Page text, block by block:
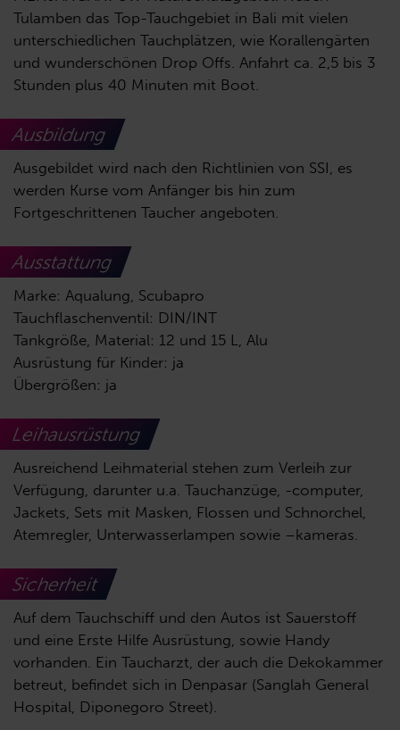
Tulamben das Top-Tauchgebiet in Bali mit vielen
unterschiedlichen Tauchplätzen, wie Korallengärten
und wunderschönen Drop Offs. Anfahrt ca. 2,5 bis 3
Stunden plus 40 Minuten mit Boot.
Ausbildung
Ausgebildet wird nach den Richtlinien von SSI, es
werden Kurse vom Anfänger bis hin zum
Fortgeschrittenen Taucher angeboten.
Ausstattung
Marke: Aqualung, Scubapro
Tauchflaschenventil: DIN/INT
Tankgröße, Material: 12 und 15 L, Alu
Ausrüstung für Kinder: ja
Übergrößen: ja
Leihausrüstung
Ausreichend Leihmaterial stehen zum Verleih zur
Verfügung, darunter u.a. Tauchanzüge, -computer,
Jackets, Sets mit Masken, Flossen und Schnorchel,
Atemregler, Unterwasserlampen sowie –kameras.
Sicherheit
Auf dem Tauchschiff und den Autos ist Sauerstoff
und eine Erste Hilfe Ausrüstung, sowie Handy
vorhanden. Ein Taucharzt, der auch die Dekokammer
betreut, befindet sich in Denpasar (Sanglah General
Hospital, Diponegoro Street).